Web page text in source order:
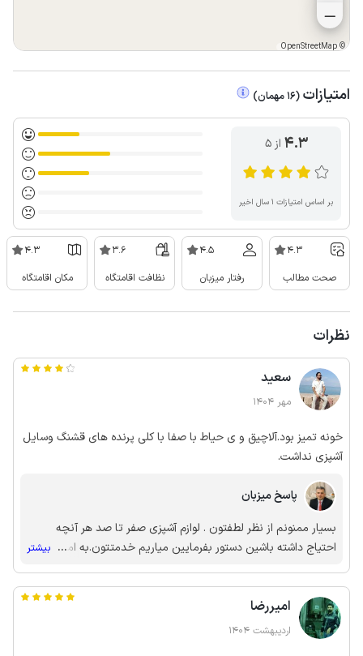
©
OpenStreetMap
امتیازات (
16 مهمان)
4.3 از ۵
بر اساس امتیازات ۱ سال اخیر
4.3
صحت مطالب
4.5
رفتار میزبان
3.6
نظافت اقامتگاه
4.3
مکان اقامتگاه
نظرات
سعید
مهر 1404
خونه تمیز بود.آلاچیق و ی حیاط با صفا با کلی پرنده های قشنگ وسایل
آشپزی نداشت.
پاسخ میزبان
بسیار ممنونم از نظر لطفتون . لوازم آشپزی صفر تا صد هر آنچه
احتیاج داشته باشین دستور بفرمایین میاریم خدمتتون.به امید
... بیشتر
امیررضا
اردیبهشت 1404